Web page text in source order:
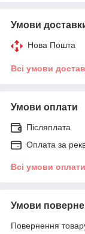
Умови
Нова Пошта
Всі умови
Умови оплати
Післяплата
Оплата за
Всі умови оплати
Умови
Повернення